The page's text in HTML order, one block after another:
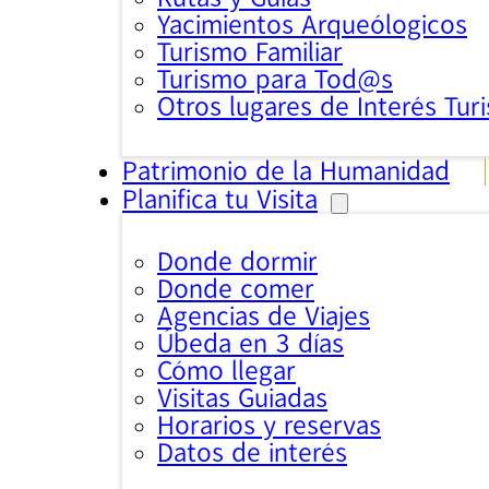
Yacimientos Arqueólogicos
Turismo Familiar
Turismo para Tod@s
Otros lugares de Interés
Patrimonio de la Humanidad
Planifica tu Visita
Donde dormir
Donde comer
Agencias de Viajes
Úbeda en 3 días
Cómo llegar
Visitas Guiadas
Horarios y reservas
Datos de interés